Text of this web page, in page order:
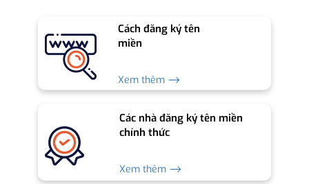
Cách đăng ký tên
miền
Xem thêm ⟶
Các nhà đăng ký tên miền
chính thức
Xem thêm ⟶